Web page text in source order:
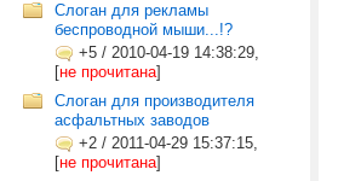
Слоган для рекламы
беспроводной мыши...!?
+5 / 2010-04-19 14:38:29,
[не прочитана]
Слоган для производителя
асфальтных заводов
+2 / 2011-04-29 15:37:15,
[не прочитана]